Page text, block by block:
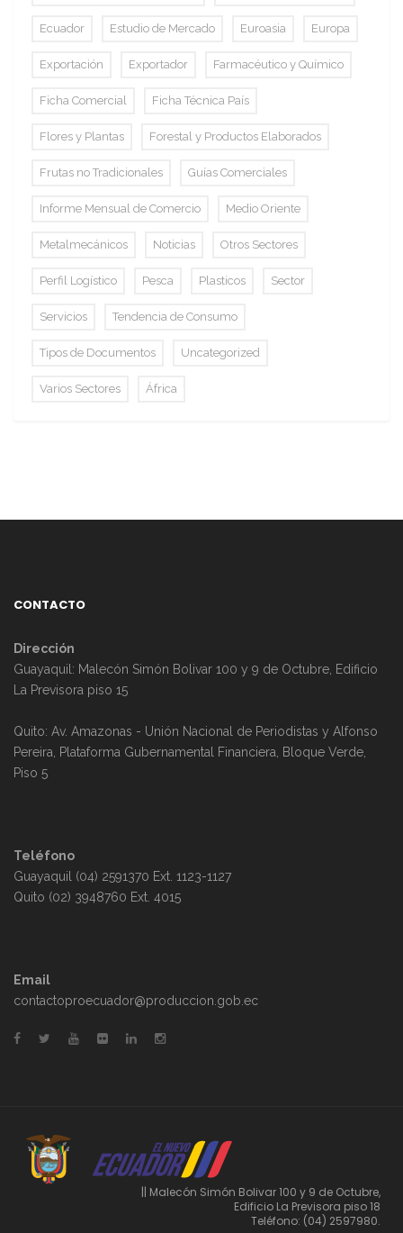
Ecuador Estudio de Mercado Euroasia Europa
Exportación Exportador Farmacéutico y Químico
Ficha Comercial Ficha Técnica País
Flores y Plantas Forestal y Productos Elaborados
Frutas no Tradicionales Guías Comerciales
Informe Mensual de Comercio Medio Oriente
Metalmecánicos Noticias Otros Sectores
Perfil Logístico Pesca Plasticos Sector
Servicios Tendencia de Consumo
Tipos de Documentos Uncategorized
Varios Sectores África
CONTACTO
Dirección
Guayaquil: Malecón Simón Bolivar 100 y 9 de Octubre, Edificio
La Previsora piso 15
Quito: Av. Amazonas - Unión Nacional de Periodistas y Alfonso
Pereira, Plataforma Gubernamental Financiera, Bloque Verde,
Piso 5
Teléfono
Guayaquil (04) 2591370 Ext. 1123-1127
Quito (02) 3948760 Ext. 4015
Email
contactoproecuador@produccion.gob.ec
|| Malecón Simón Bolivar 100 y 9 de Octubre,
Edificio La Previsora piso 18
Teléfono: (04) 2597980.